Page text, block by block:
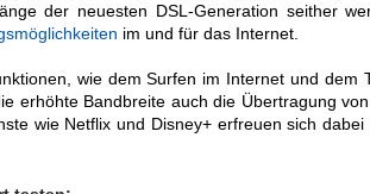
der neuesten DSL-Generation seither
im und für das Internet.
wie dem Surfen im Internet und dem
erhöhte Bandbreite auch die Übertragung
wie Netflix und Disney+ erfreuen sich